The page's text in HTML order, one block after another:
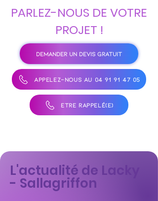
PARLEZ-NOUS DE VOTRE
PROJET !
DEMANDER UN DEVIS GRATUIT
APPELEZ-NOUS AU 04 91 91 47 05
ÊTRE RAPPELÉ(E)
L'actualité de Lacky
- Sallagriffon